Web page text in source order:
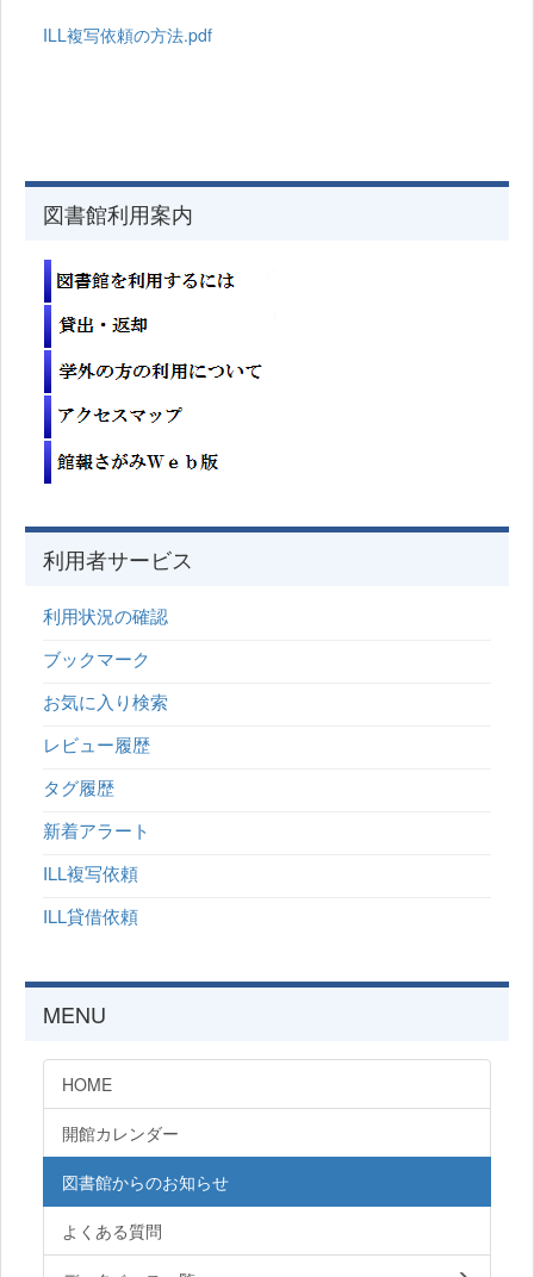
ILL複写依頼の方法.pdf
図書館利用案内
利用者サービス
利用状況の確認
ブックマーク
お気に入り検索
レビュー履歴
タグ履歴
新着アラート
ILL複写依頼
ILL貸借依頼
MENU
HOME
開館カレンダー
図書館からのお知らせ
よくある質問